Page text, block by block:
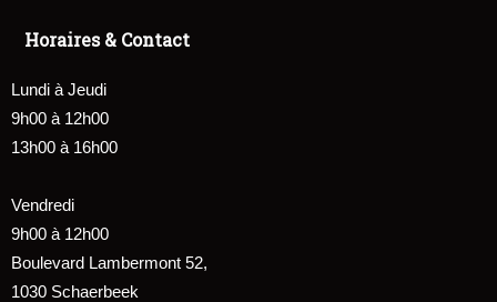
Horaires & Contact
Lundi à Jeudi
9h00 à 12h00
13h00 à 16h00
Vendredi
9h00 à 12h00
Boulevard Lambermont 52,
1030 Schaerbeek